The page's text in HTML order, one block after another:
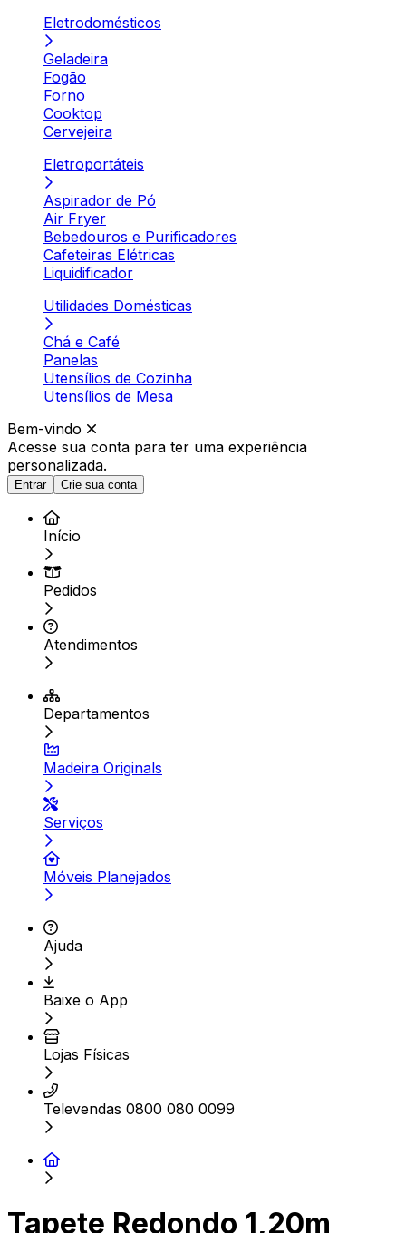
Eletrodomésticos
Geladeira
Fogão
Forno
Cooktop
Cervejeira
Eletroportáteis
Aspirador de Pó
Air Fryer
Bebedouros e Purificadores
Cafeteiras Elétricas
Liquidificador
Utilidades Domésticas
Chá e Café
Panelas
Utensílios de Cozinha
Utensílios de Mesa
Bem-vindo
Acesse sua conta para ter uma experiência
personalizada.
Entrar Crie sua conta
Início
Pedidos
Atendimentos
Departamentos
Madeira Originals
Serviços
Móveis Planejados
Ajuda
Baixe o App
Lojas Físicas
Televendas 0800 080 0099
Tapete Redondo 1,20m